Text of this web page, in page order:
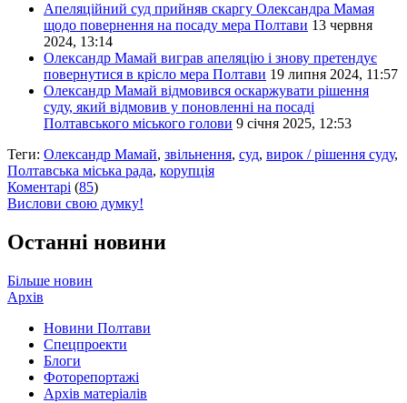
Апеляційний суд прийняв скаргу Олександра Мамая
щодо повернення на посаду мера Полтави 13 червня
2024, 13:14
Олександр Мамай виграв апеляцію і знову претендує
повернутися в крісло мера Полтави 19 липня 2024, 11:57
Олександр Мамай відмовився оскаржувати рішення
суду, який відмовив у поновленні на посаді
Полтавського міського голови 9 січня 2025, 12:53
Теги: Олександр Мамай, звільнення, суд, вирок / рішення суду,
Полтавська міська рада, корупція
Коментарі (85)
Вислови свою думку!
Останні новини
Більше новин
Архів
Новини Полтави
Спецпроекти
Блоги
Фоторепортажі
Архів матеріалів